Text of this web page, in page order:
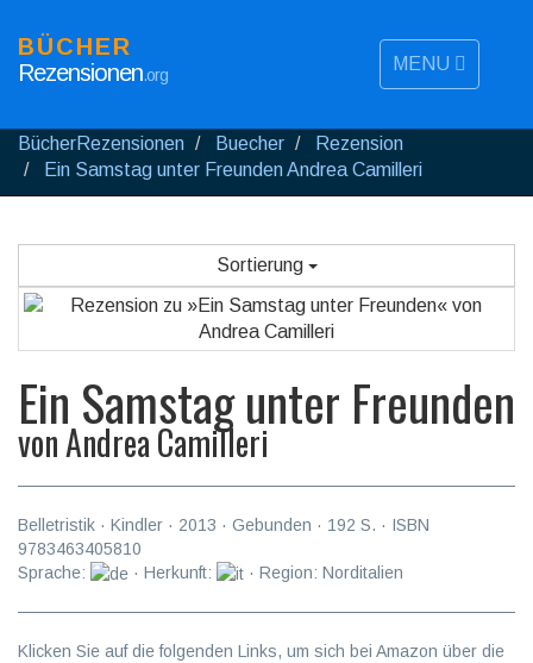
MENU
BÜCHER
Rezensionen.org
BücherRezensionen Buecher
Rezension
Ein Samstag unter Freunden Andrea Camilleri
Sortierung
Ein Samstag unter Freunden
vonAndrea Camilleri
Belletristik · Kindler · 2013 · Gebunden · 192 S. · ISBN
9783463405810
Sprache:
· Herkunft: · Region: Norditalien
Klicken Sie auf die folgenden Links, um sich bei Amazon über die